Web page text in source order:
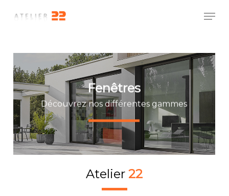
Fenêtres
Découvrez nos différentes gammes
Atelier 22